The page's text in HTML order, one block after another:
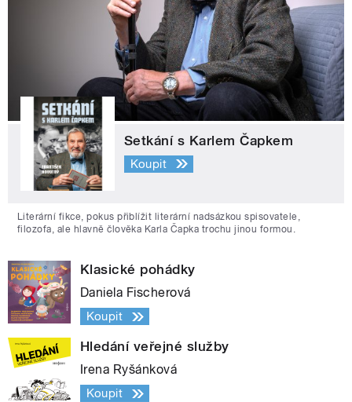
Setkání s Karlem Čapkem
Koupit
Literární fikce, pokus přiblížit literární nadsázkou spisovatele,
filozofa, ale hlavně člověka Karla Čapka trochu jinou formou.
Klasické pohádky
Daniela Fischerová
Koupit
Hledání veřejné služby
Irena Ryšánková
Koupit